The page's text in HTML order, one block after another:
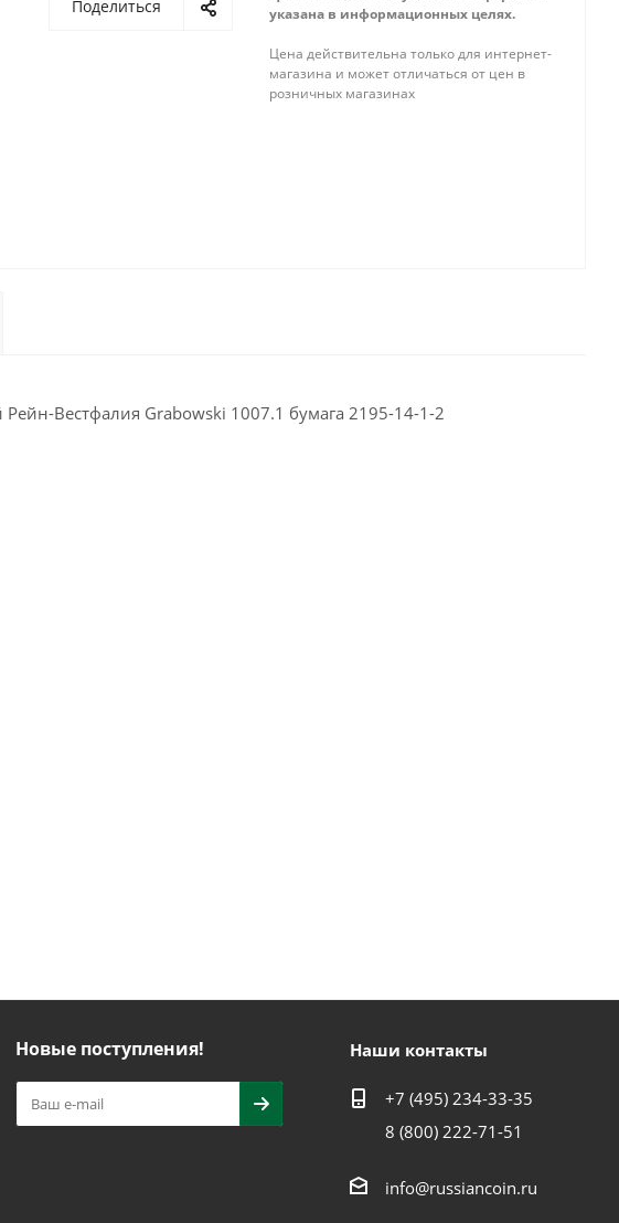
Поделиться
указана в информационных целях.
Цена действительна только для интернет-
магазина и может отличаться от цен в
розничных магазинах
Вестфалия Grabowski 1007.1 бумага 2195-14-1-2
Новые поступления! Наши контакты
+7 (495) 234-33-35
8 (800) 222-71-51
info@russiancoin.ru